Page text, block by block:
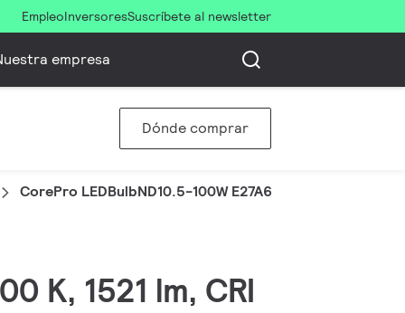
EmpleoInversoresSuscríbete al newsletter
empresa
Dónde comprar
CorePro LEDBulbND10.5-100W E27A60 830FRG
K, 1521 lm, CRI